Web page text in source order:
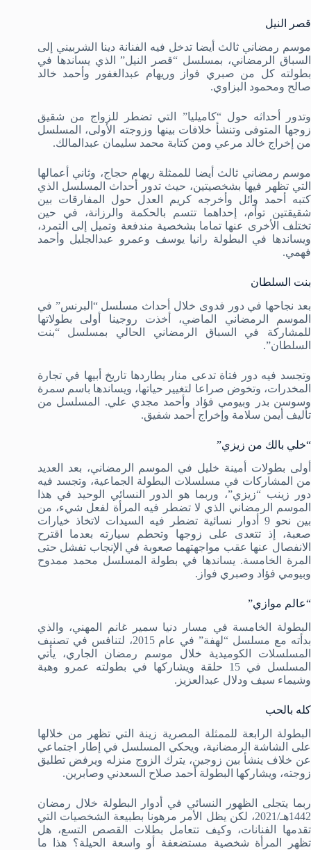
قصر النيل
موسم رمضاني ثالث أيضا تدخل فيه الفنانة دينا الشربيني إلى
السباق الرمضاني، بمسلسل “قصر النيل” الذي يساندها في
بطولته كل من صبري فواز وريهام عبدالغفور وأحمد خالد
صالح ومحمود البزاوي.
وتدور أحداثه حول “كاميليا” التي تضطر للزواج من شقيق
زوجها المتوفى وتنشأ خلافات بينها وزوجته الأولى، المسلسل
من إخراج خالد مرعي ومن كتابة محمد سليمان عبدالمالك.
موسم رمضاني ثالث أيضا للممثلة ريهام حجاج، وثاني أعمالها
التي تظهر فيها بشخصيتين، حيث تدور أحداث المسلسل الذي
كتبه أحمد وائل وأخرجه كريم العدل حول المفارقات بين
شقيقتين توأم، إحداهما تتسم بالحكمة والرزانة، في حين
تختلف الأخرى عنها تماما بشخصية مندفعة وتميل إلى التمرد،
ويساندها في البطولة رانيا يوسف وعمرو عبدالجليل وأحمد
فهمي.
بنت السلطان
بعد نجاحها في دور فدوى خلال أحداث مسلسل “البرنس” في
الموسم الرمضاني الماضي، أخذت روجينا أولى بطولاتها
للمشاركة في السباق الرمضاني الحالي بمسلسل “بنت
السلطان”.
وتجسد فيه دور فتاة تدعى منار يطاردها تاريخ أبيها في تجارة
المخدرات، وتخوض صراعا لتغيير حياتها، ويساندها باسم سمرة
وسوسن بدر وبيومي فؤاد وأحمد مجدي علي. المسلسل من
تأليف أيمن سلامة وإخراج أحمد شفيق.
“خلي بالك من زيزي”
أولى بطولات أمينة خليل في الموسم الرمضاني، بعد العديد
من المشاركات في مسلسلات البطولة الجماعية، وتجسد فيه
دور زينب “زيزي”، وربما هو الدور النسائي الوحيد في هذا
الموسم الرمضاني الذي لا تضطر فيه المرأة لفعل شيء، من
بين نحو 9 أدوار نسائية تضطر فيه السيدات لاتخاذ خيارات
صعبة، إذ تتعدى على زوجها وتحطم سيارته بعدما اقترح
الانفصال عنها عقب مواجهتهما صعوبة في الإنجاب تفشل حتى
المرة الخامسة. يساندها في بطولة المسلسل محمد ممدوح
وبيومي فؤاد وصبري فواز.
“عالم موازي”
البطولة الخامسة في مسار دنيا سمير غانم المهني، والذي
بدأته مع مسلسل “لهفة” في عام 2015، لتنافس في تصنيف
المسلسلات الكوميدية خلال موسم رمضان الجاري، يأتي
المسلسل في 15 حلقة ويشاركها في بطولته عمرو وهبة
وشيماء سيف ودلال عبدالعزيز.
كله بالحب
البطولة الرابعة للممثلة المصرية زينة التي تظهر من خلالها
على الشاشة الرمضانية، ويحكي المسلسل في إطار اجتماعي
عن خلاف ينشأ بين زوجين، يترك الزوج منزله ويرفض تطليق
زوجته، ويشاركها البطولة أحمد صلاح السعدني وصابرين.
ربما يتجلى الظهور النسائي في أدوار البطولة خلال رمضان
1442هـ/2021، لكن يظل الأمر مرهونا بطبيعة الشخصيات التي
تقدمها الفنانات، وكيف تتعامل بطلات القصص التسع، هل
تظهر المرأة شخصية مستضعفة أو واسعة الحيلة؟ هذا ما